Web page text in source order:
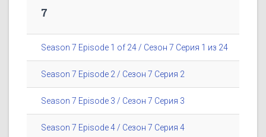
7
Season 7 Episode 1 of 24 / Сезон 7 Серия 1 из 24
Season 7 Episode 2 / Сезон 7 Серия 2
Season 7 Episode 3 / Сезон 7 Серия 3
Season 7 Episode 4 / Сезон 7 Серия 4